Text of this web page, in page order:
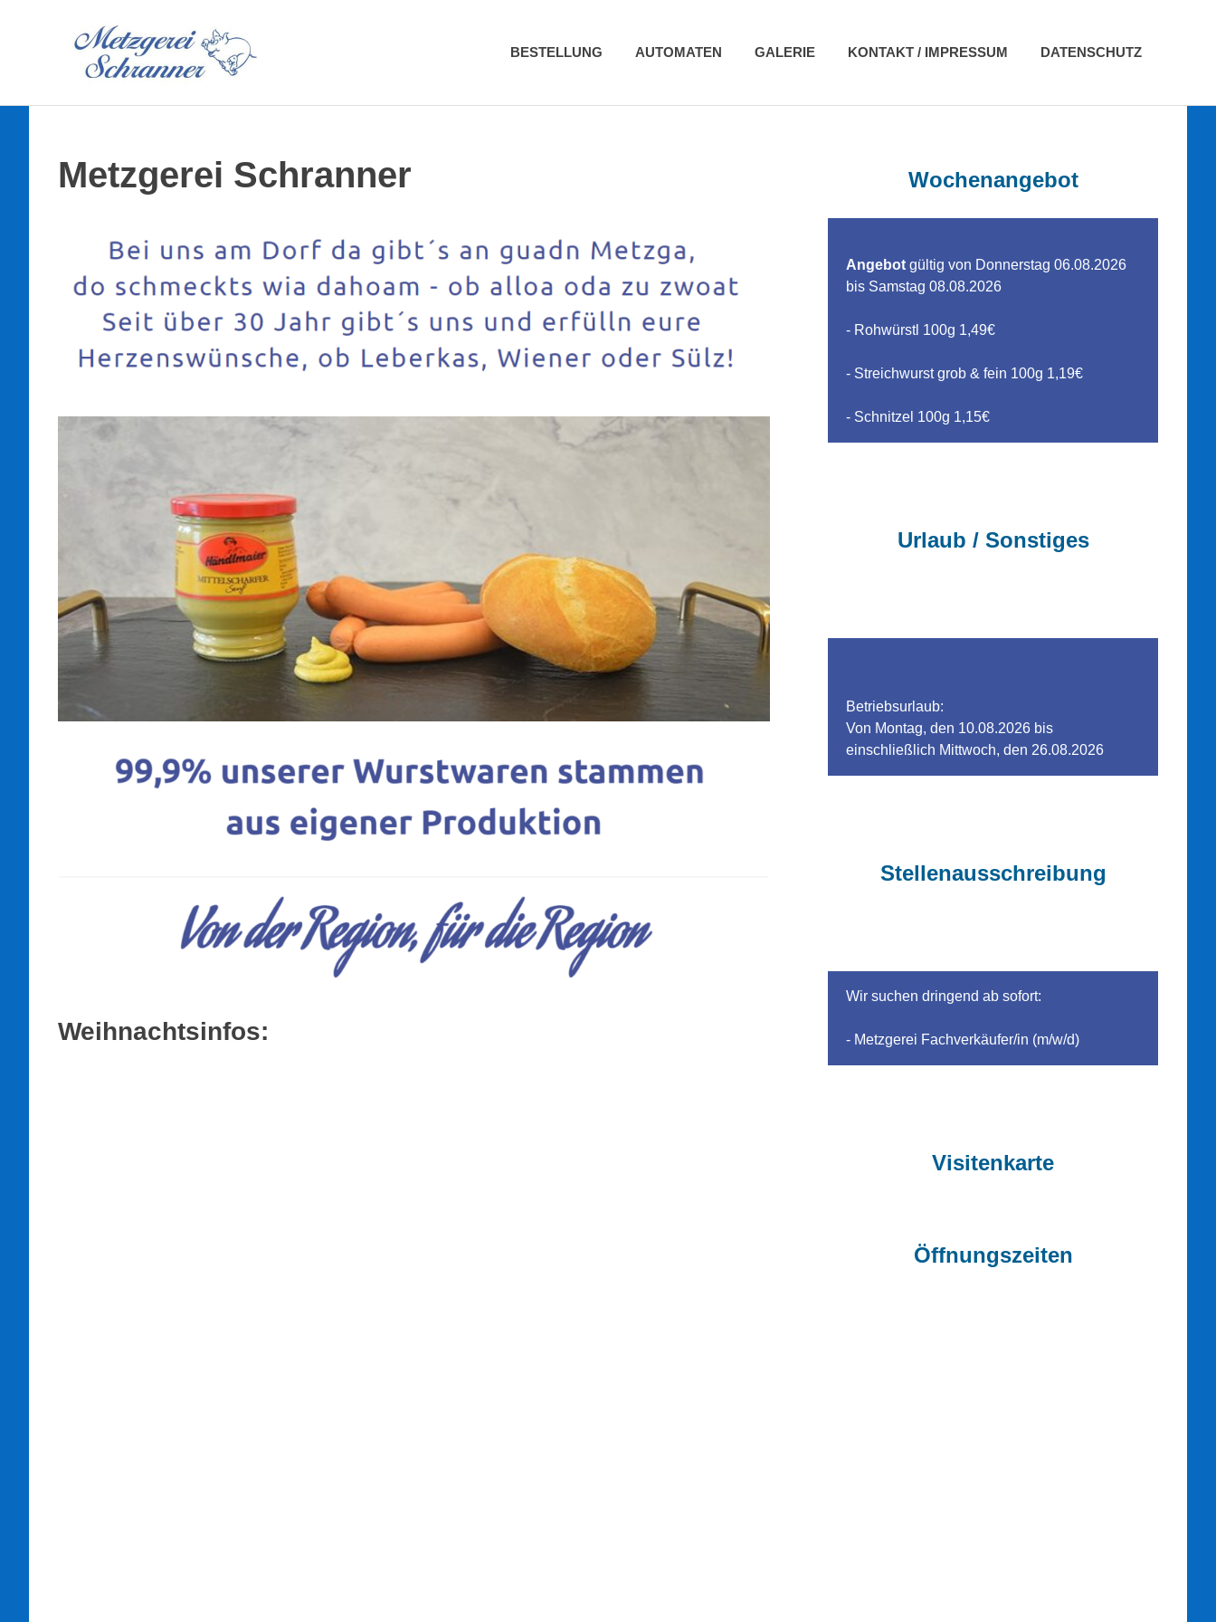
BESTELLUNG AUTOMATEN GALERIE KONTAKT / IMPRESSUM DATENSCHUTZ
Metzgerei Schranner
Weihnachtsinfos:
Wochenangebot
Angebotgültig von Donnerstag 06.08.2026
bis Samstag 08.08.2026
- Rohwürstl 100g 1,49€
- Streichwurst grob & fein 100g 1,19€
- Schnitzel 100g 1,15€
Urlaub / Sonstiges
Betriebsurlaub:
Von Montag, den 10.08.2026 bis
einschließlich Mittwoch, den 26.08.2026
Stellenausschreibung
Wir suchen dringend ab sofort:
- Metzgerei Fachverkäufer/in (m/w/d)
Visitenkarte
Öffnungszeiten